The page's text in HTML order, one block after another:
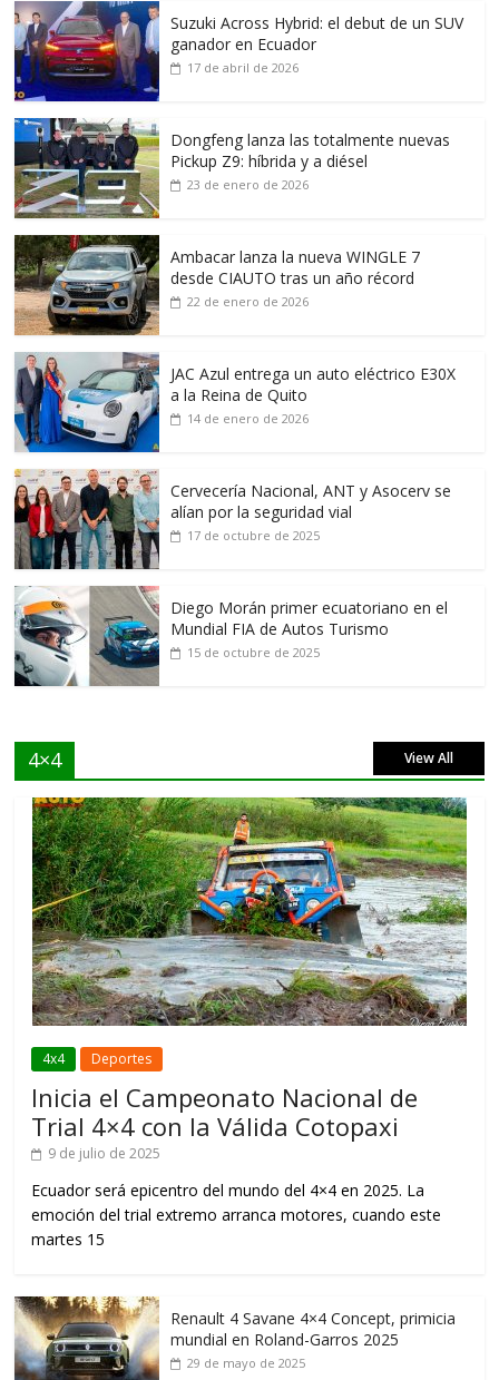
Suzuki Across Hybrid: el debut de un SUV
ganador en Ecuador
17 de abril de 2026
Dongfeng lanza las totalmente nuevas
Pickup Z9: híbrida y a diésel
23 de enero de 2026
Ambacar lanza la nueva WINGLE 7
desde CIAUTO tras un año récord
22 de enero de 2026
JAC Azul entrega un auto eléctrico E30X
a la Reina de Quito
14 de enero de 2026
Cervecería Nacional, ANT y Asocerv se
alían por la seguridad vial
17 de octubre de 2025
Diego Morán primer ecuatoriano en el
Mundial FIA de Autos Turismo
15 de octubre de 2025
4×4 View All
4x4 Deportes
Inicia el Campeonato Nacional de
Trial 4×4 con la Válida Cotopaxi
9 de julio de 2025
Ecuador será epicentro del mundo del 4×4 en 2025. La
emoción del trial extremo arranca motores, cuando este
martes 15
Renault 4 Savane 4×4 Concept, primicia
mundial en Roland-Garros 2025
29 de mayo de 2025